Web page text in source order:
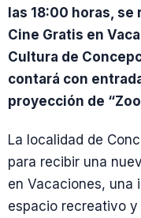
las 18:00 horas, se
Cine Gratis en
Cultura de
contará con
proyección de
La localidad de
para recibir una
en Vacaciones, una
espacio recreativo